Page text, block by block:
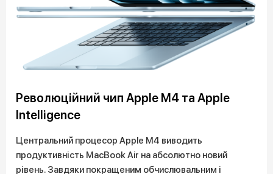
Революційний чип Apple M4 та Apple
Intelligence
Центральний процесор Apple M4 виводить
продуктивність MacBook Air на абсолютно новий
рівень. Завдяки покращеним обчислювальним і